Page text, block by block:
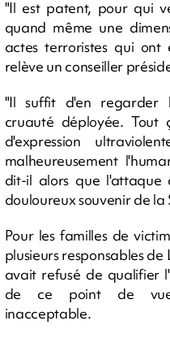
"Il est patent, pour qui
quand même une
actes terroristes qui
relève un conseiller
"Il suffit d'en regarder
cruauté déployée. Tout
d'expression
malheureusement
dit-il alors que l'attaque
douloureux souvenir de la
Pour les familles de
plusieurs responsables
avait refusé de qualifier
de ce point de vue
inacceptable.